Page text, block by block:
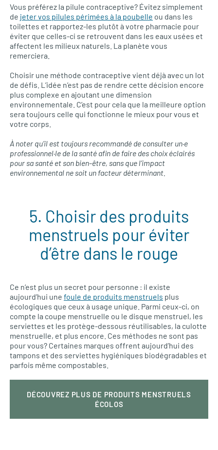
Vous préférez la pilule contraceptive? Évitez simplement
de jeter vos pilules périmées à la poubelle ou dans les
toilettes et rapportez-les plutôt à votre pharmacie pour
éviter que celles-ci se retrouvent dans les eaux usées et
affectent les milieux naturels. La planète vous
remerciera.
Choisir une méthode contraceptive vient déjà avec un lot
de défis. L’idée n’est pas de rendre cette décision encore
plus complexe en ajoutant une dimension
environnementale. C’est pour cela que la meilleure option
sera toujours celle qui fonctionne le mieux pour vous et
votre corps.
À noter qu’il est toujours recommandé de consulter un·e
professionnel·le de la santé afin de faire des choix éclairés
pour sa santé et son bien-être, sans que l’impact
environnemental ne soit un facteur déterminant.
5. Choisir des produits
menstruels pour éviter
d’être dans le rouge
Ce n’est plus un secret pour personne : il existe
aujourd’hui une foule de produits menstruels plus
écologiques que ceux à usage unique. Parmi ceux-ci, on
compte la coupe menstruelle ou le disque menstruel, les
serviettes et les protège-dessous réutilisables, la culotte
menstruelle, et plus encore. Ces méthodes ne sont pas
pour vous? Certaines marques offrent aujourd’hui des
tampons et des serviettes hygiéniques biodégradables et
parfois même compostables.
DÉCOUVREZ PLUS DE PRODUITS MENSTRUELS
ÉCOLOS